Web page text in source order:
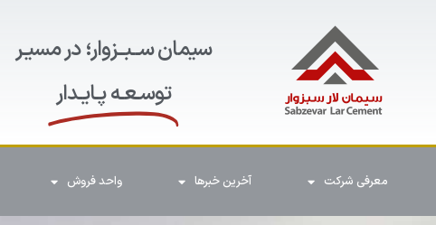
سیمان ســبــزوار؛ در مسیـر
توسـعـه پـایـدار
معرفی شرکت آخرین خبرها واحد فروش